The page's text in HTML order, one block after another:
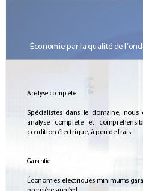
Analyse complète
Spécialistes dans le domaine, nous
analyse
complète et
condition électrique, à peu de frais.
Garantie
Économies électriques minimums
Économie par la qualité de